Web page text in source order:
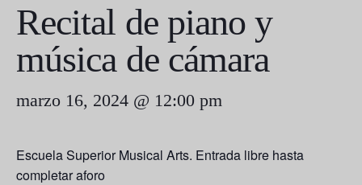
Recital de piano y
música de cámara
marzo 16, 2024 @ 12:00 pm
Escuela Superior Musical Arts. Entrada libre hasta
completar aforo